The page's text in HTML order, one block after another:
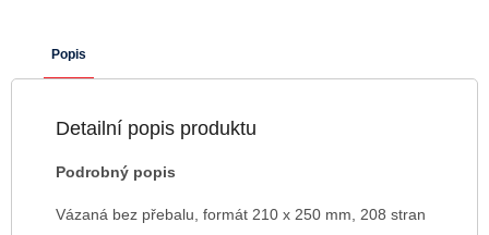
Popis
Detailní popis produktu
Podrobný popis
Vázaná bez přebalu, formát 210 x 250 mm, 208 stran